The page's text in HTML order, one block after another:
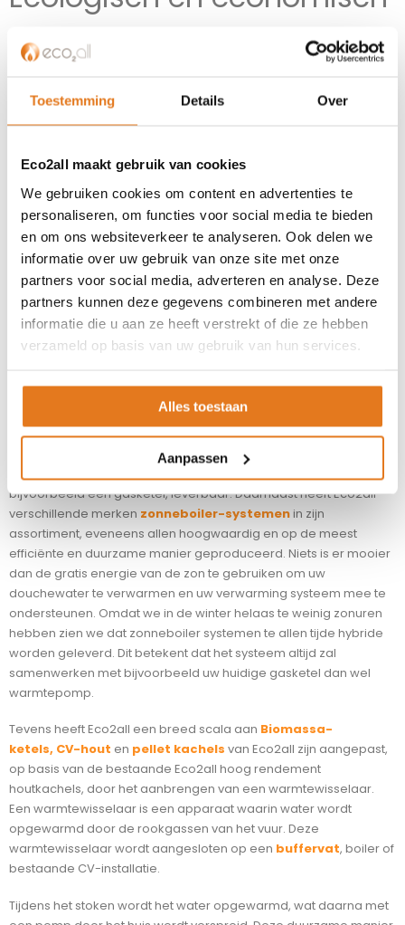
Toestemming Details Over
Eco2all maakt gebruik van cookies
We gebruiken cookies om content en advertenties te
personaliseren, om functies voor social media te bieden
en om ons websiteverkeer te analyseren. Ook delen we
informatie over uw gebruik van onze site met onze
partners voor social media, adverteren en analyse. Deze
partners kunnen deze gegevens combineren met andere
informatie die u aan ze heeft verstrekt of die ze hebben
verzameld op basis van uw gebruik van hun services.
Alles toestaan
Aanpassen
verantwoord: duurzaam
verwarmen!
komt bij dat de opwarming van de aarde een probleem is. Juist
om deze redenen is ecologisch en economisch verwarmen een
interessante alternatieve oplossing. Onze warmtepomp en
zonneboiler systemen geven u de mogelijkheid kosten te
besparen, terwijl u de wereld een stukje groener maakt. Eco2all is
importeur van verscheidene soorten warmtepompen waaronder
de populairehoge temperatuur warmtepomp, eenieder van
hoge kwaliteit.
Dit biedt onze partners de mogelijkheid in bijna iedere situatie
een geschikt systeem te offreren en te installeren. Eco2all heeft
op en gebruiken deze warmte om door middel van een
compressor nog meer warmte te produceren, die u kunt
gebruiken om uw woning en tapwater te verwarmen. Deze
systemen zijn zowel all electric als hybride, in samenwerking met
bijvoorbeeld een gasketel, leverbaar. Daarnaast heeft Eco2all
verschillende merken zonneboiler-systemen in zijn
assortiment, eveneens allen hoogwaardig en op de meest
efficiënte en duurzame manier geproduceerd. Niets is er mooier
dan de gratis energie van de zon te gebruiken om uw
douchewater te verwarmen en uw verwarming systeem mee te
ondersteunen. Omdat we in de winter helaas te weinig zonuren
hebben zien we dat zonneboiler systemen te allen tijde hybride
worden geleverd. Dit betekent dat het systeem altijd zal
samenwerken met bijvoorbeeld uw huidige gasketel dan wel
warmtepomp.
Tevens heeft Eco2all een breed scala aan Biomassa-
ketels, CV-hout en pellet kachels van Eco2all zijn aangepast,
op basis van de bestaande Eco2all hoog rendement
houtkachels, door het aanbrengen van een warmtewisselaar.
Een warmtewisselaar is een apparaat waarin water wordt
opgewarmd door de rookgassen van het vuur. Deze
warmtewisselaar wordt aangesloten op een buffervat, boiler of
bestaande CV-installatie.
Tijdens het stoken wordt het water opgewarmd, wat daarna met